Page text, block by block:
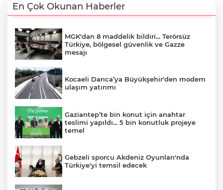
En Çok Okunan Haberler
MGK'dan 8 maddelik bildiri... Terörsüz
Türkiye, bölgesel güvenlik ve Gazze
mesajı
Kocaeli Darıca’ya Büyükşehir'den modern
ulaşım yatırımı
Gaziantep’te bin konut için anahtar
teslimi yapıldı... 5 bin konutluk projeye
temel
Gebzeli sporcu Akdeniz Oyunları'nda
Türkiye'yi temsil edecek